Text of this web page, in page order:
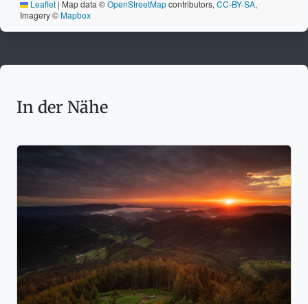
Leaflet | Map data ©OpenStreetMapcontributors, CC-BY-SA,
Imagery ©Mapbox
In der Nähe